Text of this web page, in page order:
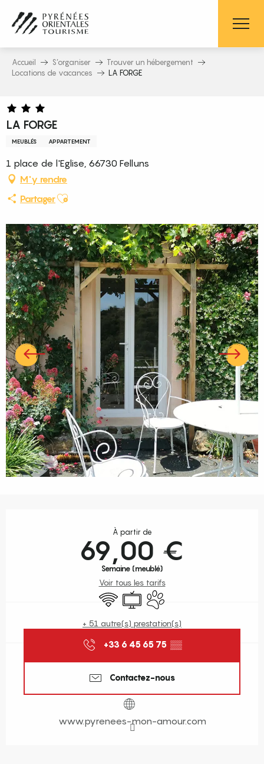
contenu
principal
Accueil S’organiser
Trouver un hébergement
Locations de vacances
LA FORGE
LA FORGE
MEUBLÉS APPARTEMENT
1 place de l'Eglise, 66730 Felluns
M'y rendre
PartagerAjouter aux favoris
À partir de
69,00 €
Semaine (meublé)
Voir tous les tarifs
WiFi TélévisionAnimaux acceptés
+ 51 autre(s) prestation(s)
+33 6 45 65 75 ▒▒
Contactez-nous
www.pyrenees-mon-amour.com